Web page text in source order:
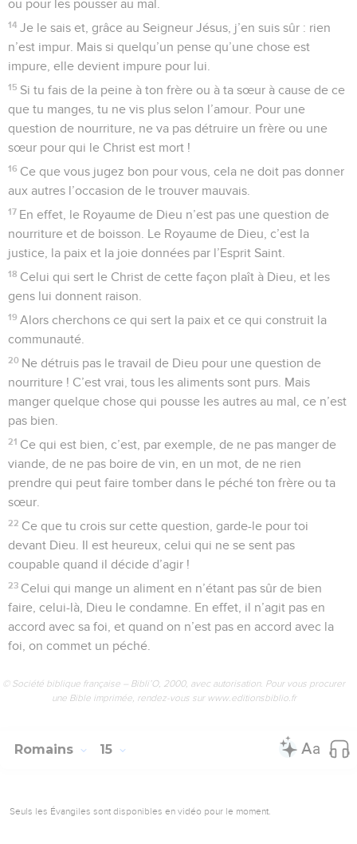
ou pour les pousser au mal.
14 Je le sais et, grâce au Seigneur Jésus, j’en suis sûr : rien
n’est impur. Mais si quelqu’un pense qu’une chose est
impure, elle devient impure pour lui.
15 Si tu fais de la peine à ton frère ou à ta sœur à cause de ce
que tu manges, tu ne vis plus selon l’amour. Pour une
question de nourriture, ne va pas détruire un frère ou une
sœur pour qui le Christ est mort !
16 Ce que vous jugez bon pour vous, cela ne doit pas donner
aux autres l’occasion de le trouver mauvais.
17 En effet, le Royaume de Dieu n’est pas une question de
nourriture et de boisson. Le Royaume de Dieu, c’est la
justice, la paix et la joie données par l’Esprit Saint.
18 Celui qui sert le Christ de cette façon plaît à Dieu, et les
gens lui donnent raison.
19 Alors cherchons ce qui sert la paix et ce qui construit la
communauté.
20 Ne détruis pas le travail de Dieu pour une question de
nourriture ! C’est vrai, tous les aliments sont purs. Mais
manger quelque chose qui pousse les autres au mal, ce n’est
pas bien.
21 Ce qui est bien, c’est, par exemple, de ne pas manger de
viande, de ne pas boire de vin, en un mot, de ne rien
prendre qui peut faire tomber dans le péché ton frère ou ta
sœur.
22 Ce que tu crois sur cette question, garde-le pour toi
devant Dieu. Il est heureux, celui qui ne se sent pas
coupable quand il décide d’agir !
23 Celui qui mange un aliment en n’étant pas sûr de bien
faire, celui-là, Dieu le condamne. En effet, il n’agit pas en
accord avec sa foi, et quand on n’est pas en accord avec la
foi, on commet un péché.
© Société biblique française – Bibli’O, 2000, avec autorisation. Pour vous procurer
une Bible imprimée, rendez-vous sur www.editionsbiblio.fr
Romains 15
Seuls les Évangiles sont disponibles en vidéo pour le moment.